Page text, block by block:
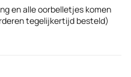
en alle oorbelletjes komen
tegelijkertijd besteld)